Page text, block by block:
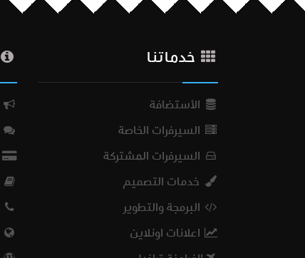
خدماتنا
الأستضافة
السيرفرات الخاصة
السيرفرات المشتركة
خدمات التصميم
البرمجة والتطوير
اعلانات اونلاين